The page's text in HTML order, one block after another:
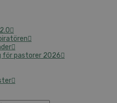
för pastorer 2026